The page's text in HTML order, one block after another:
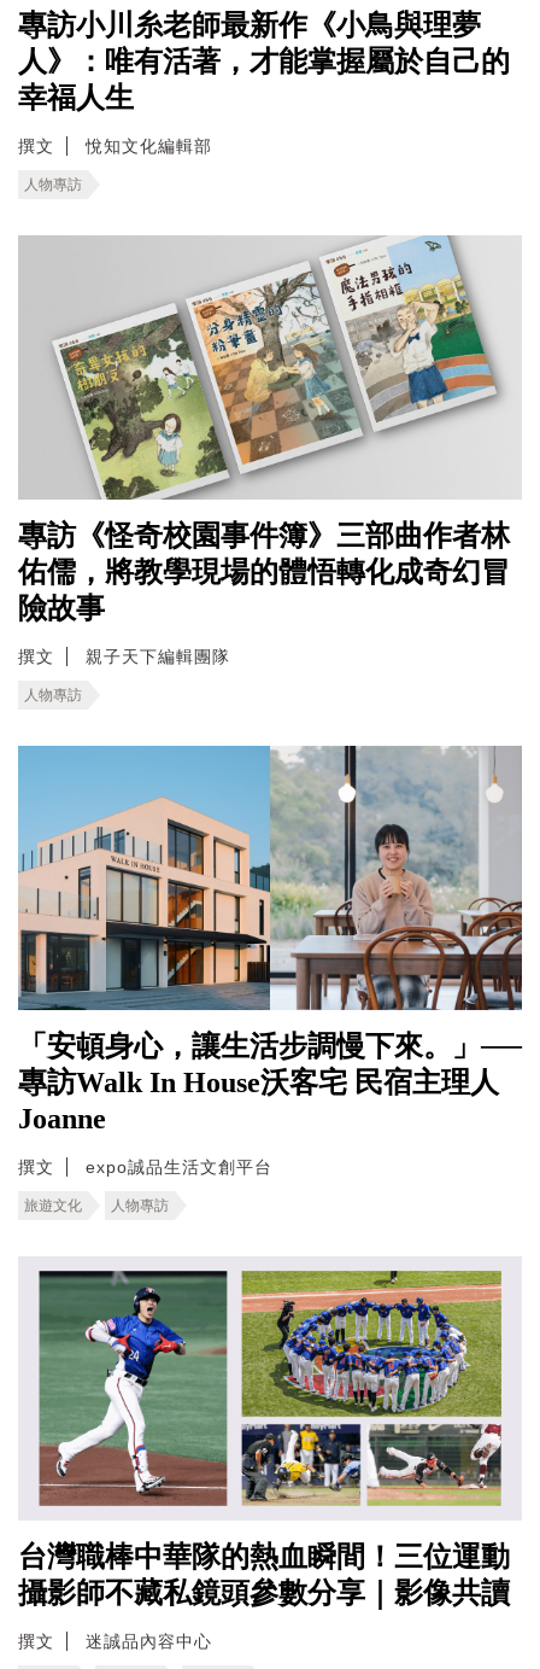
專訪小川糸老師最新作《小鳥與理夢
人》：唯有活著，才能掌握屬於自己的
幸福人生
撰文 悅知文化編輯部
人物專訪
專訪《怪奇校園事件簿》三部曲作者林
佑儒，將教學現場的體悟轉化成奇幻冒
險故事
撰文 親子天下編輯團隊
人物專訪
「安頓身心，讓生活步調慢下來。」──
專訪Walk In House沃客宅 民宿主理人
Joanne
撰文 expo誠品生活文創平台
旅遊文化 人物專訪
台灣職棒中華隊的熱血瞬間！三位運動
攝影師不藏私鏡頭參數分享｜影像共讀
撰文 迷誠品內容中心